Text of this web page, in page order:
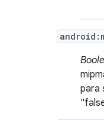
para